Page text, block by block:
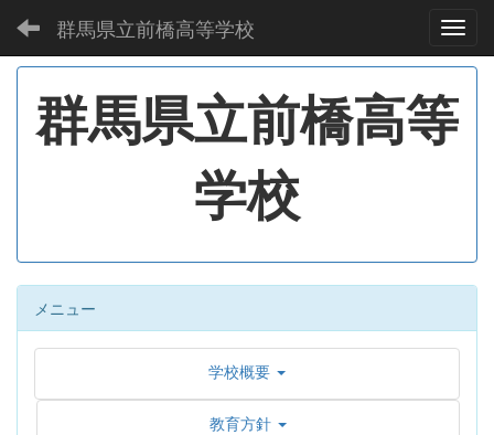
群馬県立前橋高等学校
群馬県立前橋高等
学校
メニュー
学校概要
教育方針